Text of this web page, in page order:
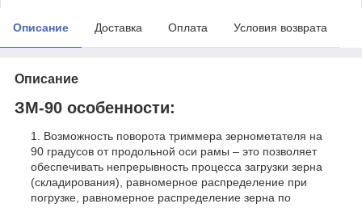
Описание Доставка Оплата Условия возврата
Описание
ЗМ-90 особенности:
Возможность поворота триммера зернометателя на
90 градусов от продольной оси рамы – это позволяет
обеспечивать непрерывность процесса загрузки зерна
(складирования), равномерное распределение при
погрузке, равномерное распределение зерна по